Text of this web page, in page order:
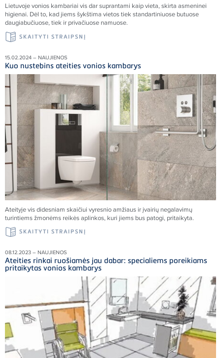
Lietuvoje vonios kambariai vis dar suprantami kaip vieta, skirta asmeninei
higienai. Dėl to, kad jiems šykštima vietos tiek standartiniuose butuose
daugiabučiuose, tiek ir privačiuose namuose.
SKAITYTI STRAIPSNĮ
15.02.2024 – NAUJIENOS
Kuo nustebins ateities vonios kambarys
Ateityje vis didesniam skaičiui vyresnio amžiaus ir įvairių negalavimų
turintiems žmonėms reikės aplinkos, kuri jiems bus patogi, pritaikyta.
SKAITYTI STRAIPSNĮ
08.12.2023 – NAUJIENOS
Ateities rinkai ruošiamės jau dabar: specialiems poreikiams
pritaikytas vonios kambarys